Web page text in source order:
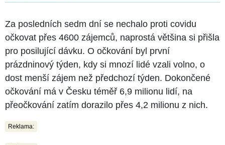
Za posledních sedm dní se nechalo proti covidu
očkovat přes 4600 zájemců, naprostá většina si přišla
pro posilující dávku. O očkování byl první
prázdninový týden, kdy si mnozí lidé vzali volno, o
dost menší zájem než předchozí týden. Dokončené
očkování má v Česku téměř 6,9 milionu lidí, na
přeočkování zatím dorazilo přes 4,2 milionu z nich.
Reklama: